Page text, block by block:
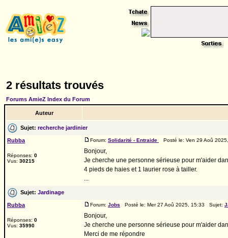
2 résultats trouvés
Forums AmieZ Index du Forum
Auteur
Sujet: recherche jardinier
Rubba
Réponses: 0
Vus: 30215
Forum: Solidarité - Entraide Posté le: Ven 29 Aoû
Bonjour,
Je cherche une personne sérieuse pour m'aider
4 pieds de haies et 1 laurier rose à tailler.
...
Sujet: Jardinage
Rubba
Réponses: 0
Vus: 35990
Forum: Jobs Posté le: Mer 27 Aoû 2025, 15:33 Sujet:
Bonjour,
Je cherche une personne sérieuse pour m'aider
Merci de me répondre